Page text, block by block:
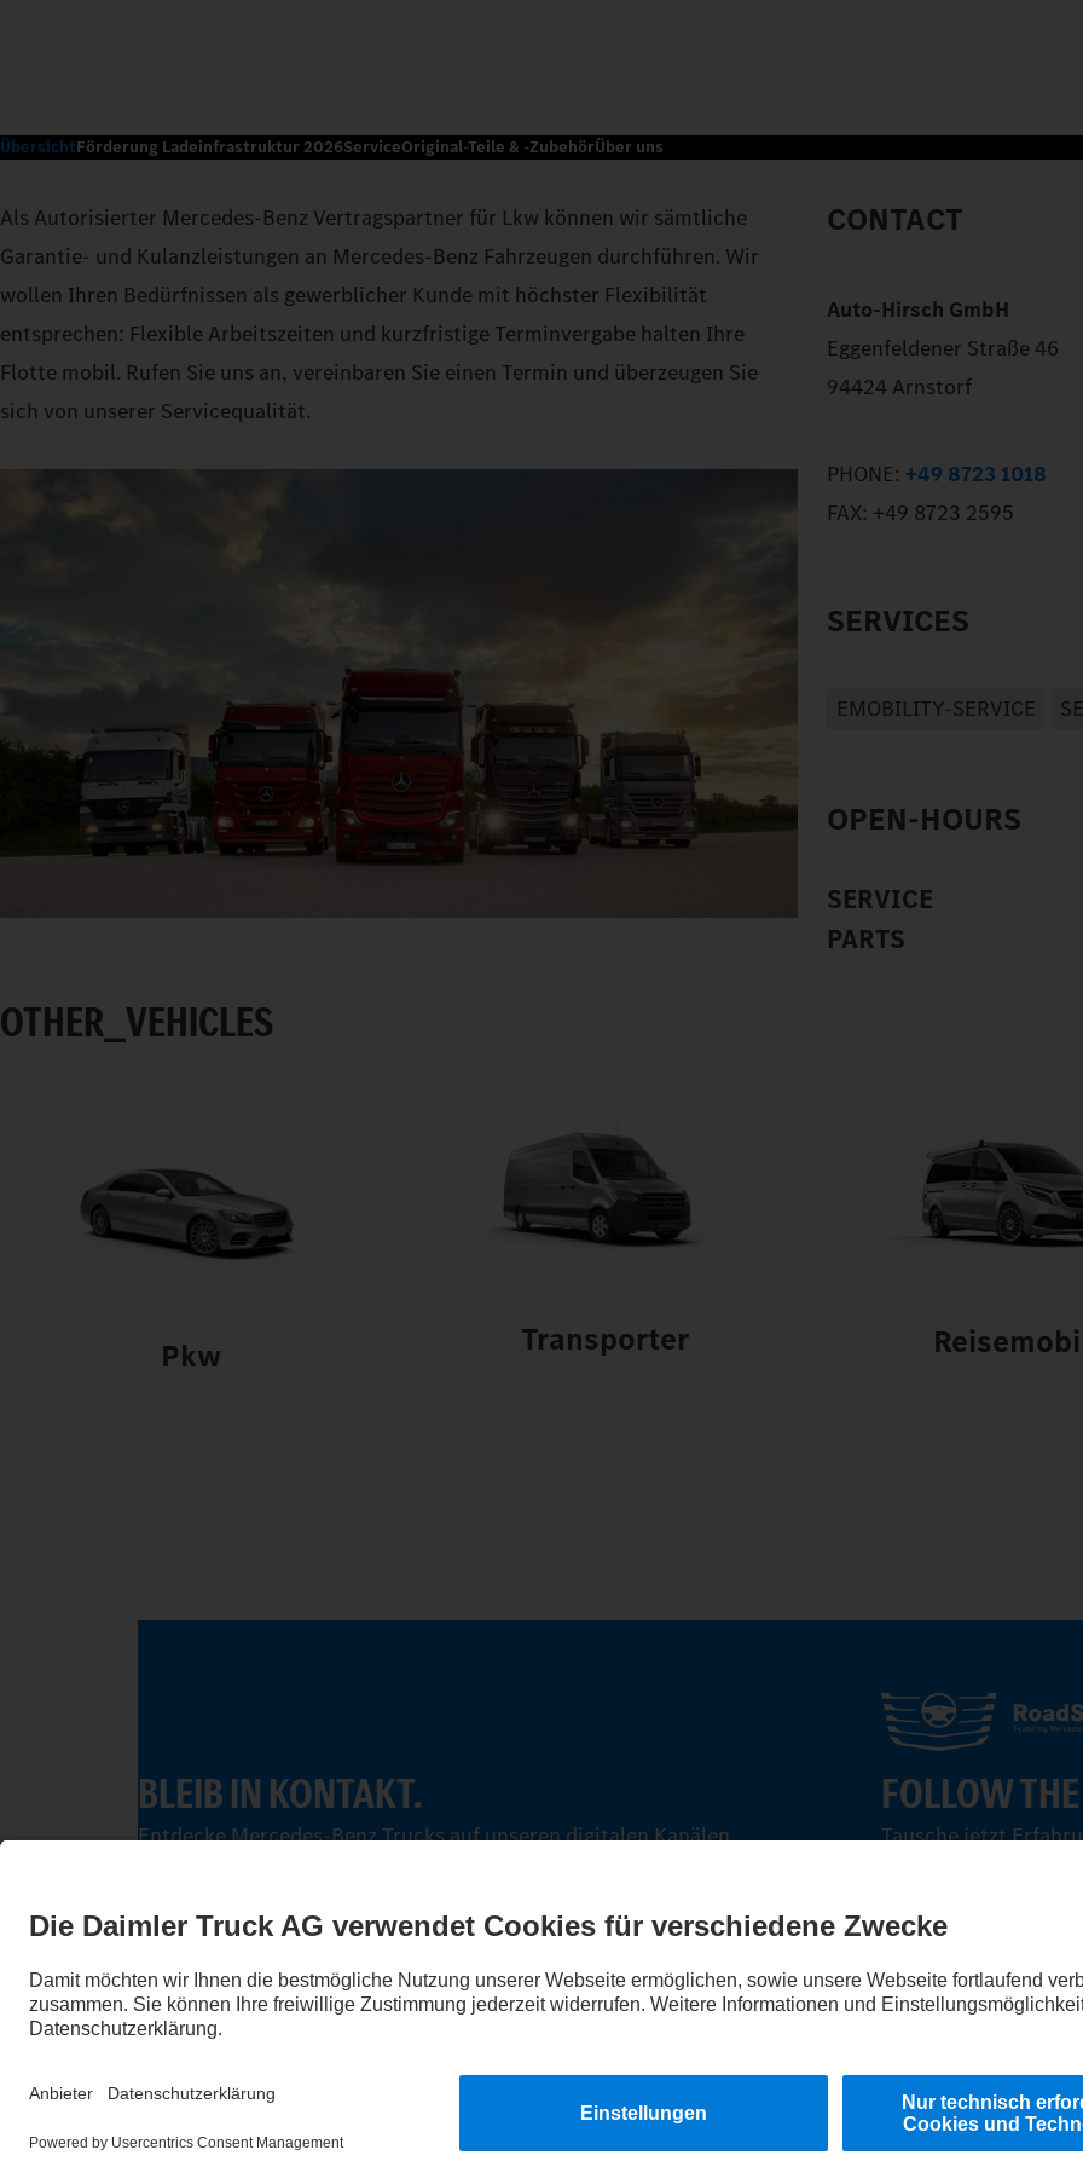
ÜbersichtFörderung Ladeinfrastruktur 2026ServiceOriginal-Teile & -ZubehörÜber uns
Als Autorisierter Mercedes-Benz Vertragspartner für Lkw können wir sämtliche
Garantie- und Kulanzleistungen an Mercedes-Benz Fahrzeugen durchführen. Wir
wollen Ihren Bedürfnissen als gewerblicher Kunde mit höchster Flexibilität
entsprechen: Flexible Arbeitszeiten und kurzfristige Terminvergabe halten Ihre
Flotte mobil. Rufen Sie uns an, vereinbaren Sie einen Termin und überzeugen Sie
sich von unserer Servicequalität.
CONTACT
Auto-Hirsch GmbH
Eggenfeldener Straße 46
94424 Arnstorf
PHONE: +49 8723 1018
FAX: +49 8723 2595
SERVICES
EMOBILITY-SERVICE
OPEN-HOURS
SERVICE
PARTS
OTHER_VEHICLES
Pkw Transporter
BLEIB IN KONTAKT.
Entdecke Mercedes-Benz Trucks auf unseren digitalen Kanälen.
FOLLOW
Tausche jetzt
Impressum Datenschutz